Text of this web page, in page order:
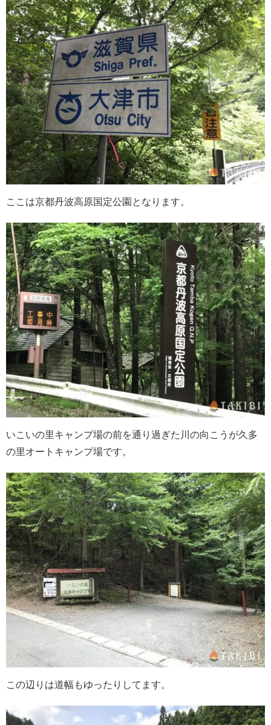
ここは京都丹波高原国定公園となります。
いこいの里キャンプ場の前を通り過ぎた川の向こうが久多
の里オートキャンプ場です。
この辺りは道幅もゆったりしてます。